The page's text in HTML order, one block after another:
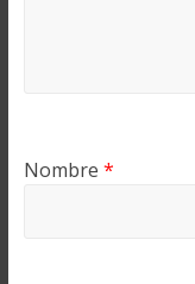
Nombre *